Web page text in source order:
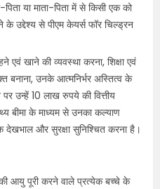
या माता-पिता में से किसी एक को
के उद्देश्य से पीएम केयर्स फॉर चिल्ड्रन
एवं खाने की व्यवस्था करना, शिक्षा एवं
बनाना, उनके आत्मनिर्भर अस्तित्व के
उन्हें 10 लाख रुपये की वित्तीय
बीमा के माध्यम से उनका कल्याण
देखभाल और सुरक्षा सुनिश्चित करना है।
की आयु पूरी करने वाले प्रत्येक बच्चे के